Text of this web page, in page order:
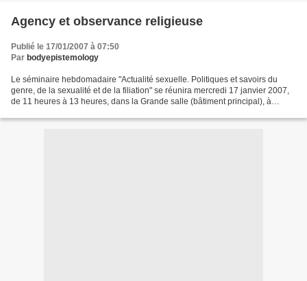
Agency et observance religieuse
Publié le 17/01/2007 à 07:50
Par bodyepistemology
Le séminaire hebdomadaire "Actualité sexuelle. Politiques et savoirs du
genre, de la sexualité et de la filiation" se réunira mercredi 17 janvier 2007,
de 11 heures à 13 heures, dans la Grande salle (bâtiment principal), à